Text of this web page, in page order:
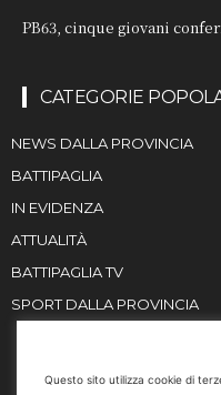
PB63, cinque giovani
CATEGORIE
NEWS DALLA PROVINCIA
BATTIPAGLIA
IN EVIDENZA
ATTUALITÀ
BATTIPAGLIA TV
SPORT DALLA PROVINCIA
Questo sito utilizza cookie di